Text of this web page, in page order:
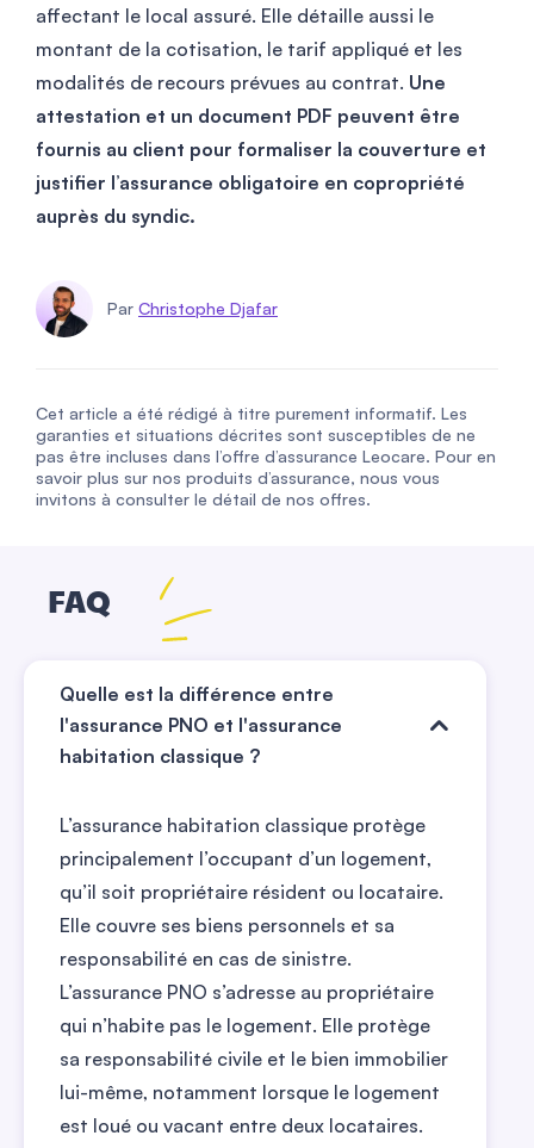
affectant le local assuré. Elle détaille aussi le
montant de la cotisation, le tarif appliqué et les
modalités de recours prévues au contrat. Une
attestation et un document PDF peuvent être
fournis au client pour formaliser la couverture et
justifier l’assurance obligatoire en copropriété
auprès du syndic.
Par Christophe Djafar
Cet article a été rédigé à titre purement informatif. Les
garanties et situations décrites sont susceptibles de ne
pas être incluses dans l’offre d’assurance Leocare. Pour en
savoir plus sur nos produits d’assurance, nous vous
invitons à consulter le détail de nos offres.
FAQ
Quelle est la différence entre
l'assurance PNO et l'assurance
habitation classique ?
L’assurance habitation classique protège
principalement l’occupant d’un logement,
qu’il soit propriétaire résident ou locataire.
Elle couvre ses biens personnels et sa
responsabilité en cas de sinistre.
L’assurance PNO s’adresse au propriétaire
qui n’habite pas le logement. Elle protège
sa responsabilité civile et le bien immobilier
lui-même, notamment lorsque le logement
est loué ou vacant entre deux locataires.